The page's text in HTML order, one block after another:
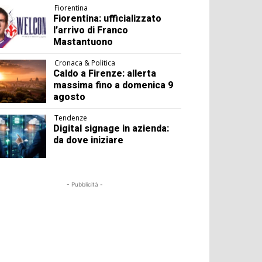
Fiorentina
Fiorentina: ufficializzato
l’arrivo di Franco
Mastantuono
Cronaca & Politica
Caldo a Firenze: allerta
massima fino a domenica 9
agosto
Tendenze
Digital signage in azienda:
da dove iniziare
- Pubblicità -